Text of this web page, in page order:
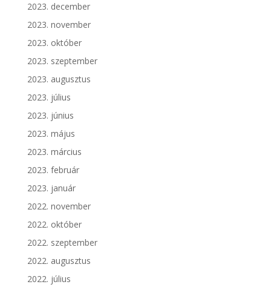
2023. december
2023. november
2023. október
2023. szeptember
2023. augusztus
2023. július
2023. június
2023. május
2023. március
2023. február
2023. január
2022. november
2022. október
2022. szeptember
2022. augusztus
2022. július